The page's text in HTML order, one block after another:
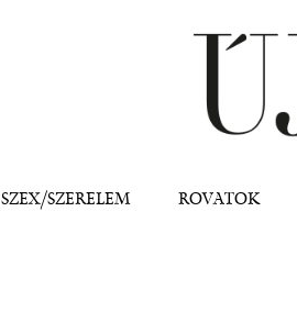
SZEX/SZERELEM ROVATOK